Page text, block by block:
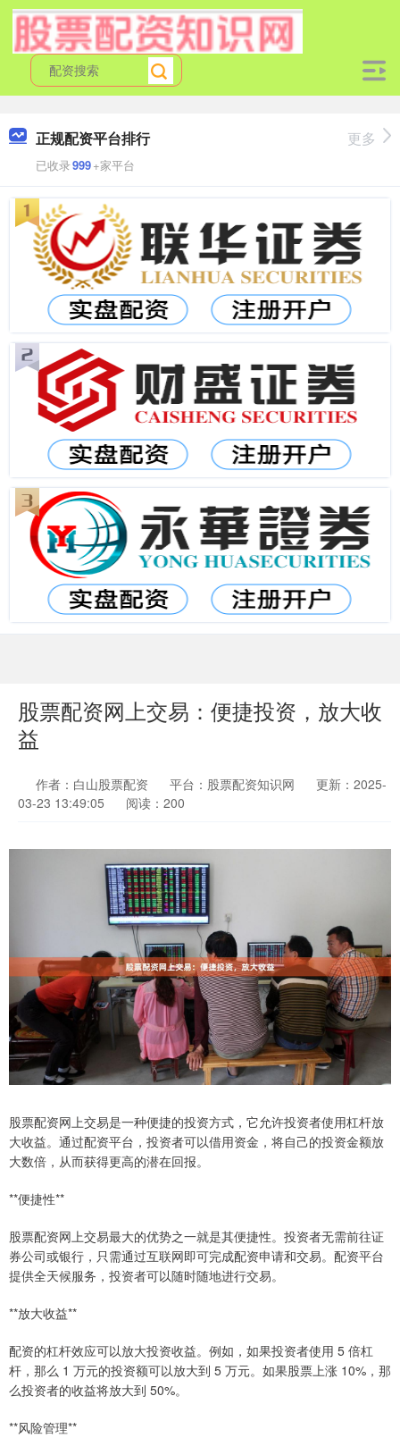
正规配资平台排行
已收录999+家平台
更多
股票配资网上交易：便捷投资，放大收
益
作者：白山股票配资 平台：股票配资知识网
更新：2025-
03-23 13:49:05
阅读：200
股票配资网上交易是一种便捷的投资方式，它允许投资者使用杠杆放
大收益。通过配资平台，投资者可以借用资金，将自己的投资金额放
大数倍，从而获得更高的潜在回报。
**便捷性**
股票配资网上交易最大的优势之一就是其便捷性。投资者无需前往证
券公司或银行，只需通过互联网即可完成配资申请和交易。配资平台
提供全天候服务，投资者可以随时随地进行交易。
**放大收益**
配资的杠杆效应可以放大投资收益。例如，如果投资者使用 5 倍杠
杆，那么 1 万元的投资额可以放大到 5 万元。如果股票上涨 10%，那
么投资者的收益将放大到 50%。
**风险管理**